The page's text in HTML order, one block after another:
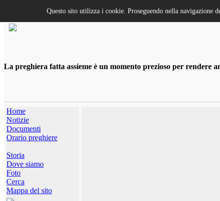
La preghiera fatta assieme è un momento prezioso per rendere
Home
Notizie
Documenti
Orario preghiere
Storia
Dove siamo
Foto
Cerca
Mappa del sito
Questo sito utilizza i cookie. Proseguendo nella navigazione